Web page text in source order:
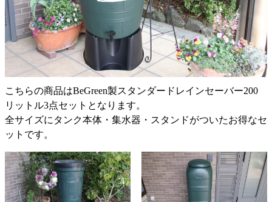
こちらの商品はBeGreen製スタンダードレインセーバー200
リットル3点セットとなります。
全サイズにタンク本体・集水器・スタンドがついたお得なセ
ットです。